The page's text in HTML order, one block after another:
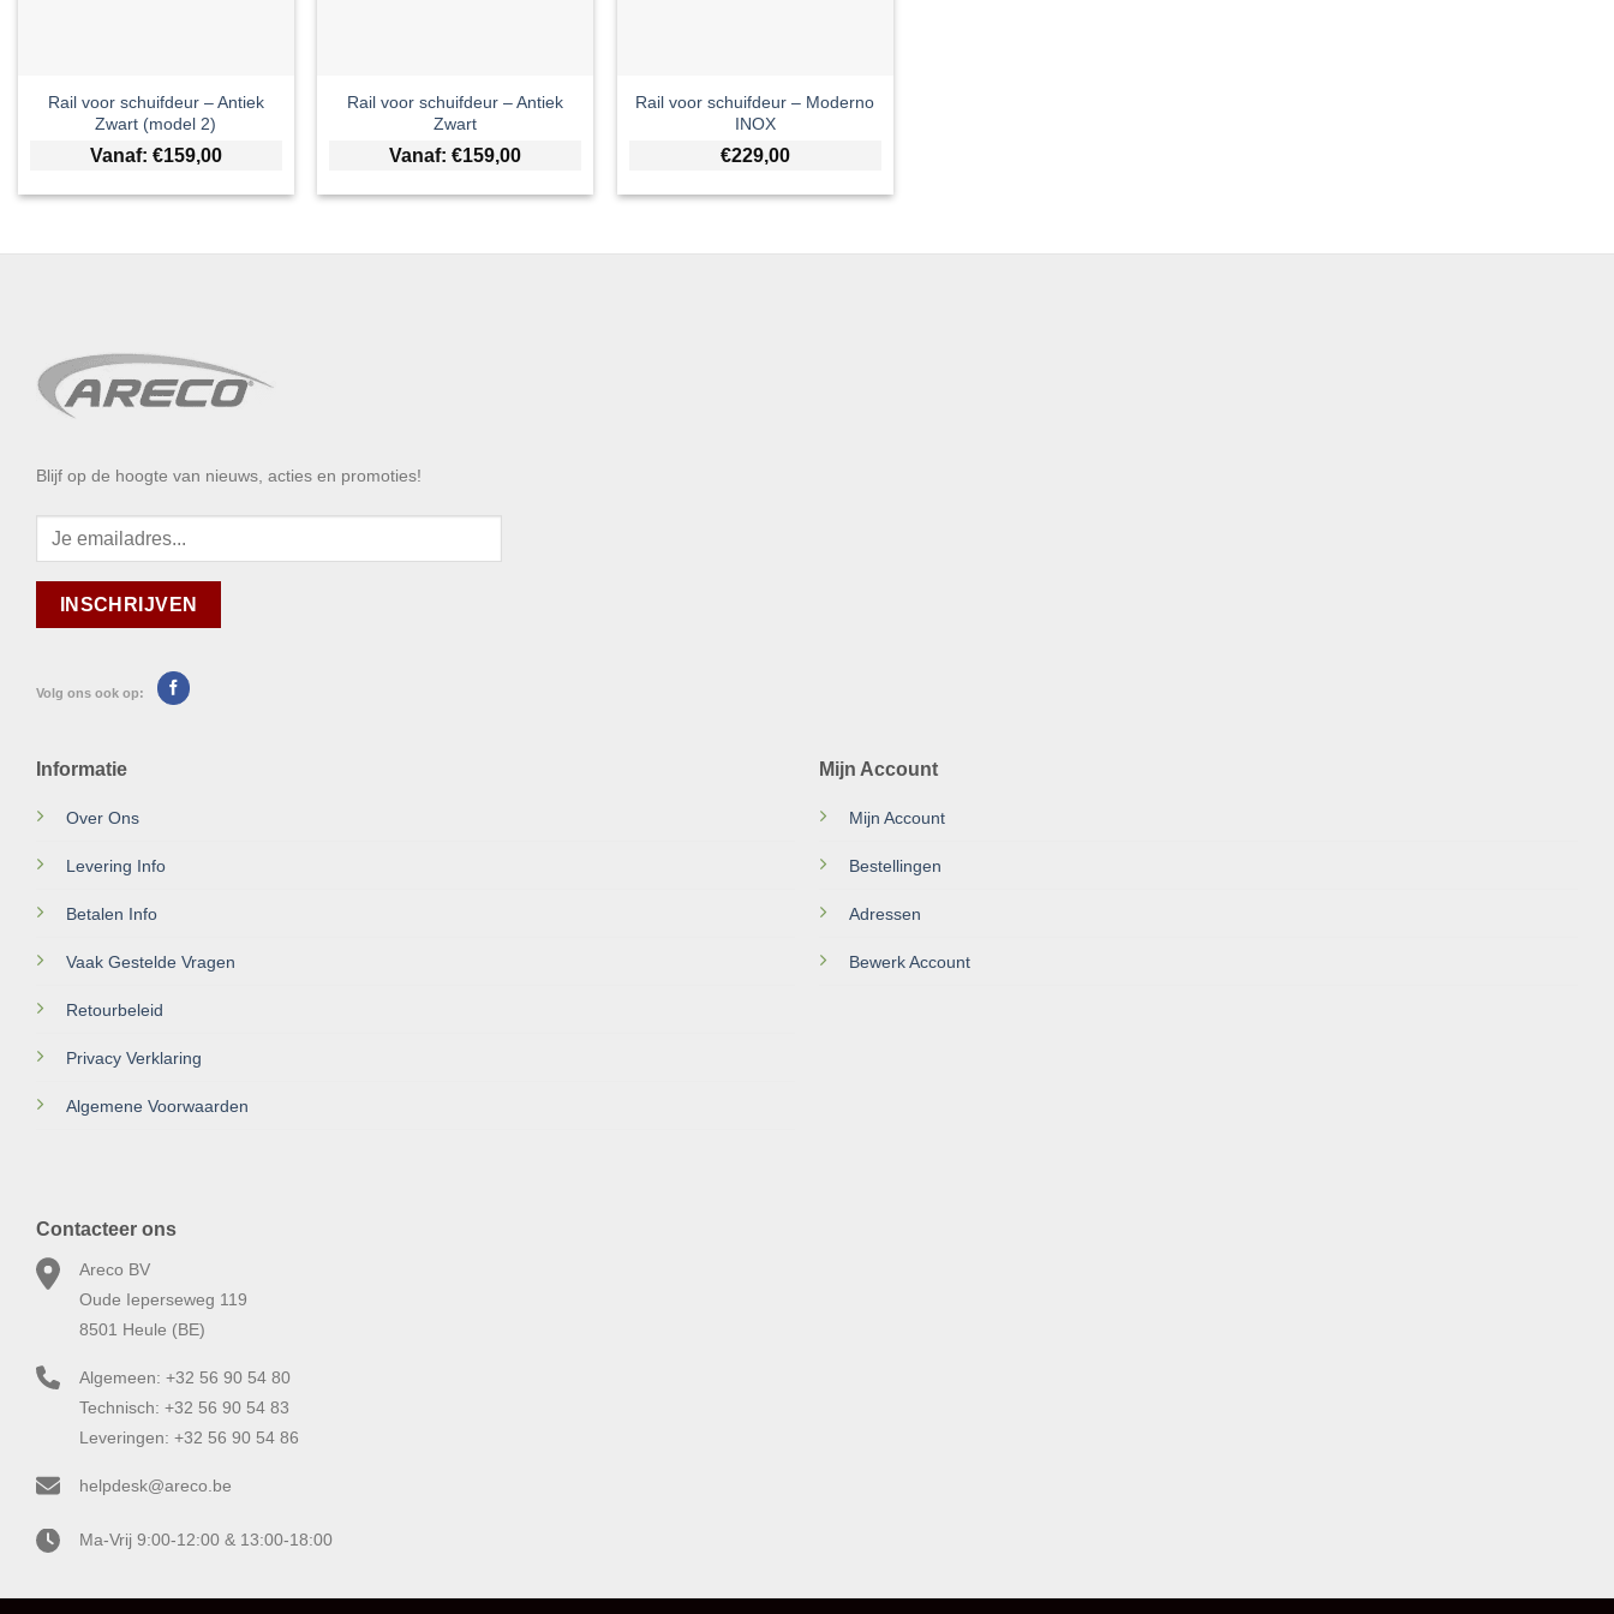
Rail voor schuifdeur – Antiek
Zwart (model 2)
Vanaf: €159,00
Rail voor schuifdeur – Antiek
Zwart
Vanaf:€159,00
Rail voor schuifdeur – Moderno
INOX
€229,00
Blijf op de hoogte van nieuws, acties en promoties!
Volg ons ook op:
Informatie
Over Ons
Levering Info
Betalen Info
Vaak Gestelde Vragen
Retourbeleid
Privacy Verklaring
Algemene Voorwaarden
Mijn Account
Mijn Account
Bestellingen
Adressen
Bewerk Account
Contacteer ons
Areco BV
Oude Ieperseweg 119
8501 Heule (BE)
Algemeen: +32 56 90 54 80
Technisch: +32 56 90 54 83
Leveringen: +32 56 90 54 86
helpdesk@areco.be
Ma-Vrij 9:00-12:00 & 13:00-18:00